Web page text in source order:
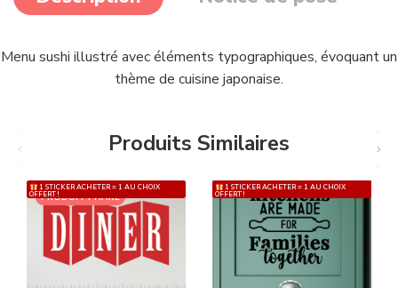
Menu sushi illustré avec éléments typographiques, évoquant un
thème de cuisine japonaise.
Produits Similaires
1 STICKER ACHETER = 1 AU CHOIX
OFFERT !
PRODUIT PHARE
1 STICKER ACHETER = 1 AU CHOIX
OFFERT !